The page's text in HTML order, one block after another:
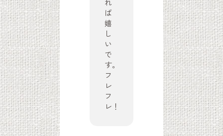
れ
ば
嬉
し
い
で
す。
フ
レ
フ
レ！